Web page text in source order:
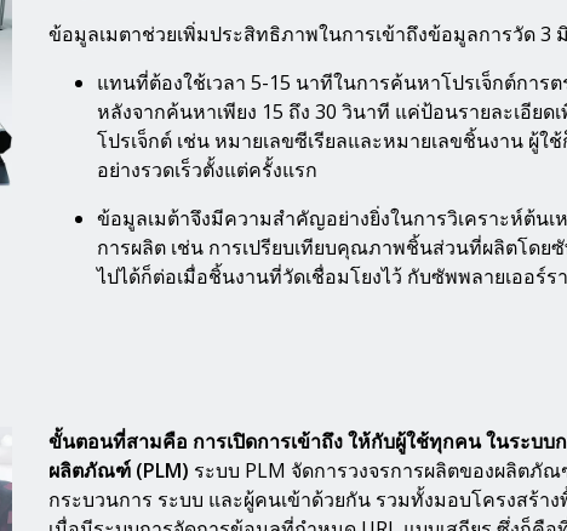
ข้อมูลเมตาช่วยเพิ่มประสิทธิภาพในการเข้าถึงข้อมูลการวัด 3
แทนที่ต้องใช้เวลา 5-15 นาทีในการค้นหาโปรเจ็กต์การ
หลังจากค้นหาเพียง 15 ถึง 30 วินาที แค่ป้อนรายละเอียด
โปรเจ็กต์ เช่น หมายเลขซีเรียลและหมายเลขชิ้นงาน ผู้
อย่างรวดเร็วตั้งแต่ครั้งแรก
ข้อมูลเมต้าจึงมีความสำคัญอย่างยิ่งในการวิเคราะห์ต้น
การผลิต เช่น การเปรียบเทียบคุณภาพชิ้นส่วนที่ผลิตโดยซั
ไปได้ก็ต่อเมื่อชิ้นงานที่วัดเชื่อมโยงไว้ กับซัพพลายเออร์ร
ขั้นตอนที่สามคือ การเปิดการเข้าถึง ให้กับผู้ใช้ทุกคน ในระบบ
ผลิตภัณฑ์ (PLM) ระบบ PLM จัดการวงจรการผลิตของผลิตภั
กระบวนการ ระบบ และผู้คนเข้าด้วยกัน รวมทั้งมอบโครงสร้